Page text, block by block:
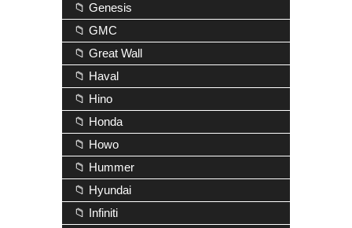
📁 Genesis
📁 GMC
📁 Great Wall
📁 Haval
📁 Hino
📁 Honda
📁 Howo
📁 Hummer
📁 Hyundai
📁 Infiniti